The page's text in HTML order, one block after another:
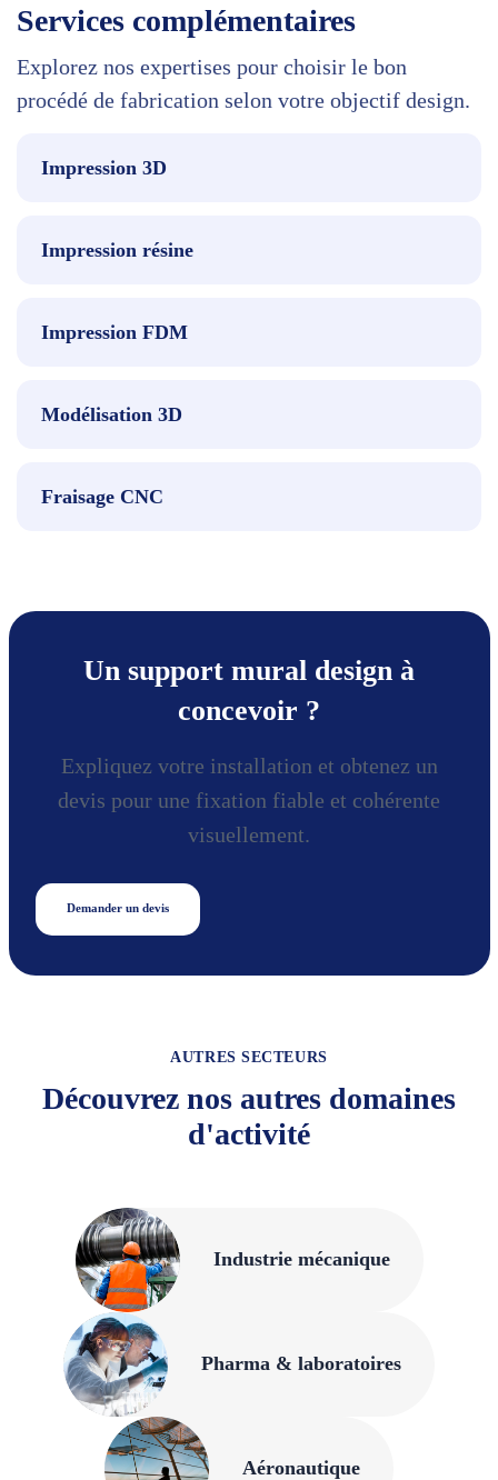
Services complémentaires
Explorez nos expertises pour choisir le bon
procédé de fabrication selon votre objectif design.
Impression 3D
Impression résine
Impression FDM
Modélisation 3D
Fraisage CNC
Un support mural design à
concevoir ?
Expliquez votre installation et obtenez un
devis pour une fixation fiable et cohérente
visuellement.
Demander un devis
AUTRES SECTEURS
Découvrez nos autres domaines
d'activité
Industrie mécanique
Pharma & laboratoires
Aéronautique